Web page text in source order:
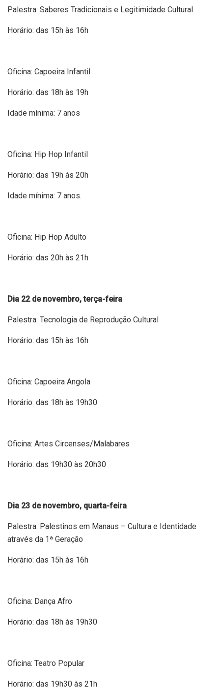
Palestra: Saberes Tradicionais e Legitimidade Cultural
Horário: das 15h às 16h
Oficina: Capoeira Infantil
Horário: das 18h às 19h
Idade mínima: 7 anos
Oficina: Hip Hop Infantil
Horário: das 19h às 20h
Idade mínima: 7 anos.
Oficina: Hip Hop Adulto
Horário: das 20h às 21h
Dia 22 de novembro, terça-feira
Palestra: Tecnologia de Reprodução Cultural
Horário: das 15h às 16h
Oficina: Capoeira Angola
Horário: das 18h às 19h30
Oficina: Artes Circenses/Malabares
Horário: das 19h30 às 20h30
Dia 23 de novembro, quarta-feira
Palestra: Palestinos em Manaus – Cultura e Identidade
através da 1ª Geração
Horário: das 15h às 16h
Oficina: Dança Afro
Horário: das 18h às 19h30
Oficina: Teatro Popular
Horário: das 19h30 às 21h